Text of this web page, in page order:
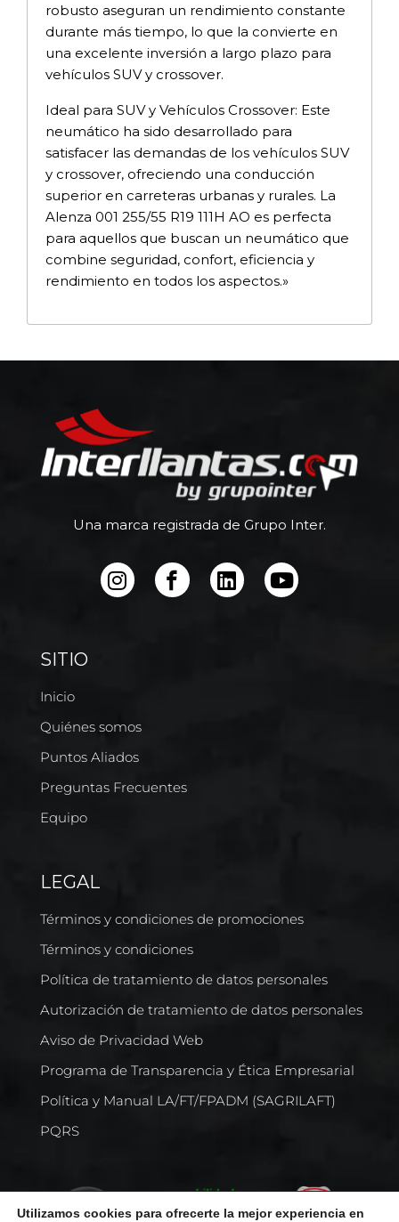
robusto aseguran un rendimiento constante
durante más tiempo, lo que la convierte en
una excelente inversión a largo plazo para
vehículos SUV y crossover.
Ideal para SUV y Vehículos Crossover: Este
neumático ha sido desarrollado para
satisfacer las demandas de los vehículos SUV
y crossover, ofreciendo una conducción
superior en carreteras urbanas y rurales. La
Alenza 001 255/55 R19 111H AO es perfecta
para aquellos que buscan un neumático que
combine seguridad, confort, eficiencia y
rendimiento en todos los aspectos.»
Una marca registrada de Grupo Inter.
SITIO
Inicio
Quiénes somos
Puntos Aliados
Preguntas Frecuentes
Equipo
LEGAL
Términos y condiciones de promociones
Términos y condiciones
Política de tratamiento de datos personales
Autorización de tratamiento de datos personales
Aviso de Privacidad Web
Programa de Transparencia y Ética Empresarial
Política y Manual LA/FT/FPADM (SAGRILAFT)
PQRS
Utilizamos cookies para ofrecerte la mejor experiencia en